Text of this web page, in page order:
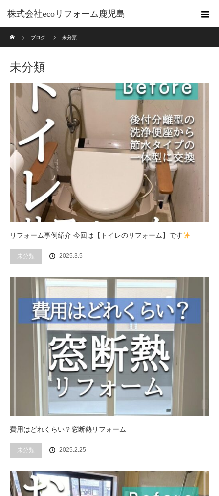
株式会社ecoリフォーム鹿児島
ブログ
未分類
未分類
リフォーム事例紹介 今回は【トイレのリフォーム】です
未分類 2025.3.5
費用はどれくらい？窓断熱リフォーム
未分類 2025.2.25